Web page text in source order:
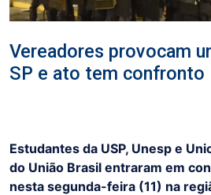
Vereadores provocam
SP e ato tem confronto
Estudantes da USP, Unesp e
do União Brasil entraram em
nesta segunda-feira (11) na